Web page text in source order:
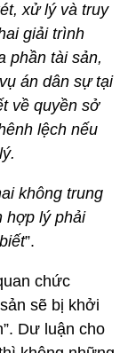
xử lý và truy
giải trình
phần tài sản,
án dân sự tại
về quyền sở
lệch nếu
không trung
hợp lý phải
”.
chức
sẽ bị khởi
Dư luận cho